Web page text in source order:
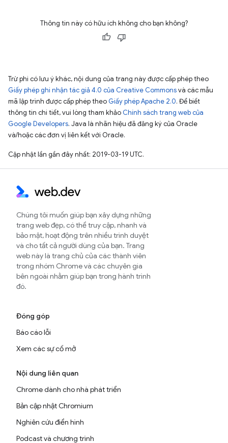
Thông tin này có hữu ích không cho bạn không?
Trừ phi có lưu ý khác, nội dung của trang này được cấp phép theo
Giấy phép ghi nhận tác giả 4.0 của Creative Commonsvà các mẫu
mã lập trình được cấp phép theo Giấy phép Apache 2.0. Để biết
thông tin chi tiết, vui lòng tham khảo Chính sách trang web của
Google Developers. Java là nhãn hiệu đã đăng ký của Oracle
và/hoặc các đơn vị liên kết với Oracle.
Cập nhật lần gần đây nhất: 2019-03-19 UTC.
Chúng tôi muốn giúp bạn xây dựng những
trang web đẹp, có thể truy cập, nhanh và
bảo mật, hoạt động trên nhiều trình duyệt
và cho tất cả người dùng của bạn. Trang
web này là trang chủ của các thành viên
trong nhóm Chrome và các chuyên gia
bên ngoài nhằm giúp bạn trong hành trình
đó.
Đóng góp
Báo cáo lỗi
Xem các sự cố mở
Nội dung liên quan
Chrome dành cho nhà phát triển
Bản cập nhật Chromium
Nghiên cứu điển hình
Podcast và chương trình